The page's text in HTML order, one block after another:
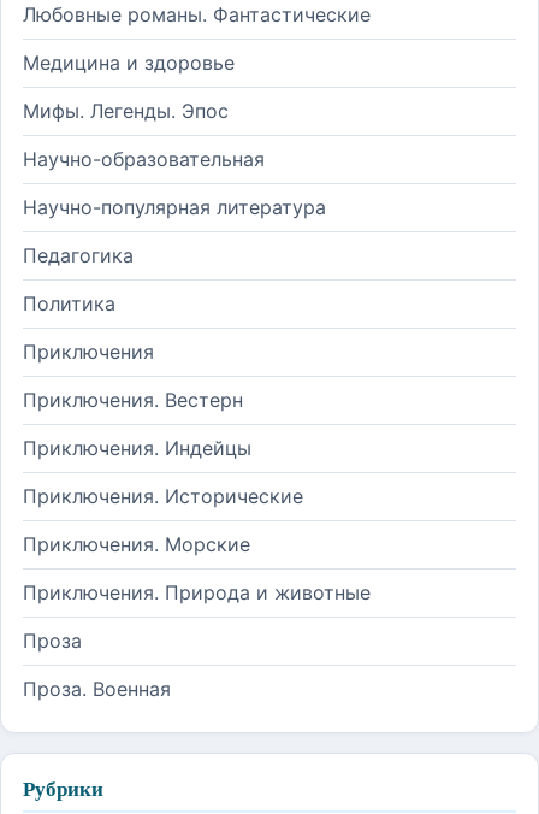
Любовные романы. Фантастические
Медицина и здоровье
Мифы. Легенды. Эпос
Научно-образовательная
Научно-популярная литература
Педагогика
Политика
Приключения
Приключения. Вестерн
Приключения. Индейцы
Приключения. Исторические
Приключения. Морские
Приключения. Природа и животные
Проза
Проза. Военная
Рубрики